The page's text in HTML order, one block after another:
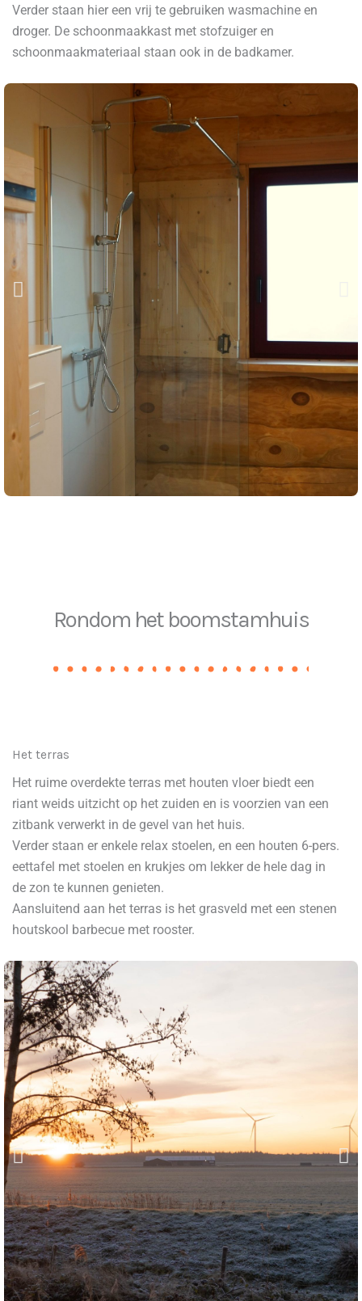
Verder staan hier een vrij te gebruiken wasmachine en
droger. De schoonmaakkast met stofzuiger en
schoonmaakmateriaal staan ook in de badkamer.
Rondom het boomstamhuis
Het terras
Het ruime overdekte terras met houten vloer biedt een
riant weids uitzicht op het zuiden en is voorzien van een
zitbank verwerkt in de gevel van het huis.
Verder staan er enkele relax stoelen, en een houten 6-pers.
eettafel met stoelen en krukjes om lekker de hele dag in
de zon te kunnen genieten.
Aansluitend aan het terras is het grasveld met een stenen
houtskool barbecue met rooster.